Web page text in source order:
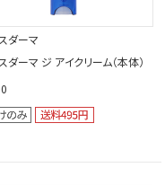
ダーマ
ダーマ ジ アイクリーム（本体）